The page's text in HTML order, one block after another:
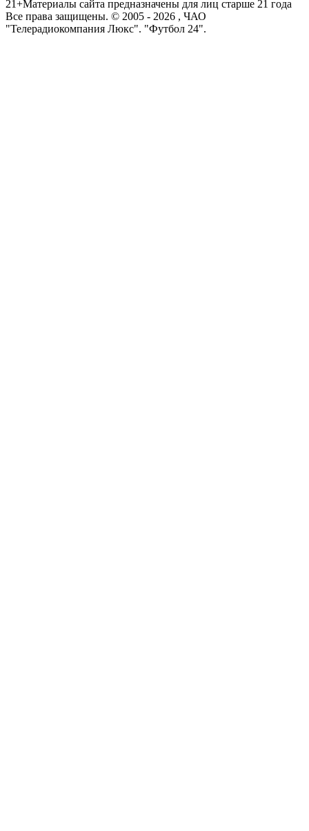
21+Материалы сайта предназначены для лиц старше 21 года
Все права защищены. © 2005 - 2026 , ЧАО
"Телерадиокомпания Люкс". "Футбол 24".